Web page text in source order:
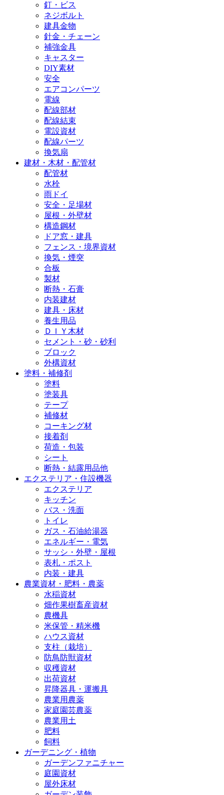
釘・ビス
ネジボルト
建具金物
針金・チェーン
補強金具
キャスター
DIY素材
安全
エアコンパーツ
電線
配線部材
配線結束
電設資材
配線パーツ
換気扇
建材・木材・配管材
配管材
水栓
雨ドイ
安全・足場材
屋根・外壁材
構造鋼材
ドア窓・建具
フェンス・境界資材
換気・煙突
合板
製材
断熱・石膏
内装建材
建具・床材
養生用品
ＤＩＹ木材
セメント・砂・砂利
ブロック
外構資材
塗料・補修剤
塗料
塗装具
テープ
補修材
コーキング材
接着剤
荷造・包装
シート
断熱・結露用品他
エクステリア・住設機器
エクステリア
キッチン
バス・洗面
トイレ
ガス・石油給湯器
エネルギー・電気
サッシ・外壁・屋根
表札・ポスト
内装・建具
農業資材・肥料・農薬
水稲資材
畑作果樹畜産資材
農機具
米保管・精米機
ハウス資材
支柱（栽培）
防鳥防獣資材
収穫資材
出荷資材
昇降器具・運搬具
農業用農薬
家庭園芸農薬
農業用土
肥料
飼料
ガーデニング・植物
ガーデンファニチャー
庭園資材
屋外床材